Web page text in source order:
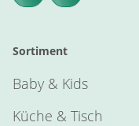
Sortiment
Baby & Kids
Küche & Tisch